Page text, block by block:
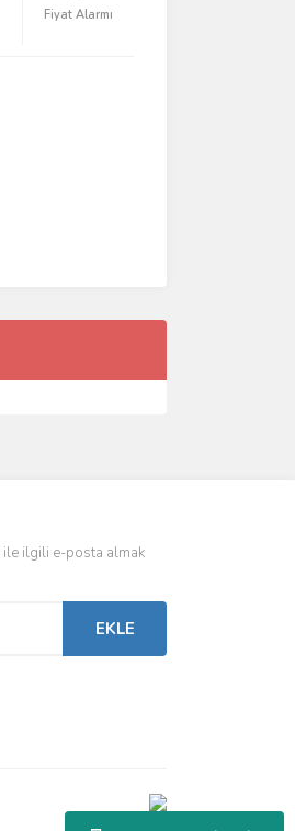
Fiyat Alarmı
ile ilgili e-posta almak
EKLE